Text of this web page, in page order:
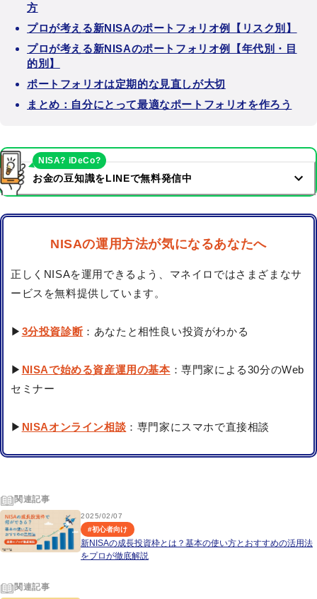
方
プロが考える新NISAのポートフォリオ例【リスク別】
プロが考える新NISAのポートフォリオ例【年代別・目
的別】
ポートフォリオは定期的な見直しが大切
まとめ：自分にとって最適なポートフォリオを作ろう
お金の豆知識をLINEで無料発信中
NISA? iDeCo?
NISAの運用方法が気になるあなたへ
正しくNISAを運用できるよう、マネイロではさまざまなサ
ービスを無料提供しています。
▶ 3分投資診断：あなたと相性良い投資がわかる
▶ NISAで始める資産運用の基本：専門家による30分のWeb
セミナー
▶ NISAオンライン相談 ：専門家にスマホで直接相談
関連記事
2025/02/07
#初心者向け
新NISAの成長投資枠とは？基本の使い方とおすすめの活用法
をプロが徹底解説
関連記事